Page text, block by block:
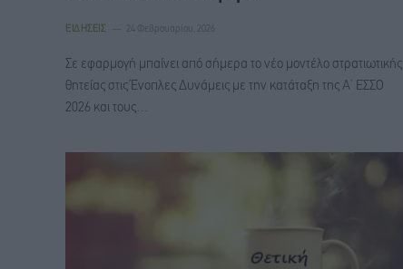
ΕΙΔΉΣΕΙΣ 24 Φεβρουαρίου, 2026
Σε εφαρμογή μπαίνει από σήμερα το νέο μοντέλο στρατιωτικής
θητείας στις Ένοπλες Δυνάμεις με την κατάταξη της Α’ ΕΣΣΟ
2026 και τους…